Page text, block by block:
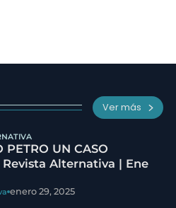
Ver más
PETRO UN CASO
Revista Alternativa | Ene
enero 29, 2025